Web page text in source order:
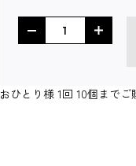
おひとり様 1回 10個までご